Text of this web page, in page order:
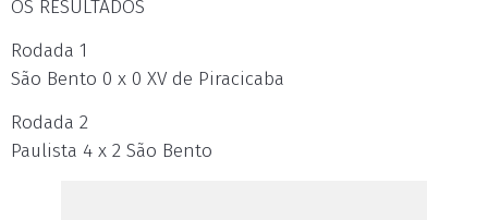
OS RESULTADOS
Rodada 1
São Bento 0 x 0 XV de Piracicaba
Rodada 2
Paulista 4 x 2 São Bento